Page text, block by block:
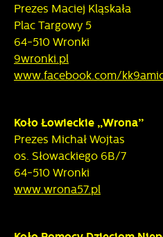
Prezes Maciej Kląskała
Plac Targowy 5
64-510 Wronki
9wronki.pl
www.facebook.com/
Koło Łowieckie „Wrona”
Prezes Michał Wojtas
os. Słowackiego 6B/7
64-510 Wronki
www.wrona57.pl